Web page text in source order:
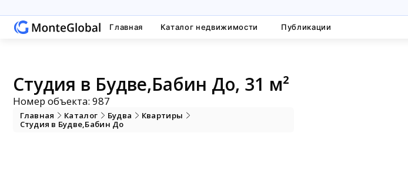
Главная Каталог недвижимости Публикации
Студия в Будве,Бабин До, 31 м²
Номер объекта: 987
Главная Каталог Будва
Квартиры
Студия в Будве,Бабин До